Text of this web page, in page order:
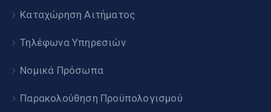
Καταχώρηση Αιτήματος
Τηλέφωνα Υπηρεσιών
Νομικά Πρόσωπα
Παρακολούθηση Προϋπολογισμού